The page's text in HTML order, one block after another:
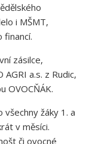
i MŠMT,
zásilce,
a.s. z Rudic,
OVOCŇÁK.
žáky 1. a
v měsíci.
či ovocné